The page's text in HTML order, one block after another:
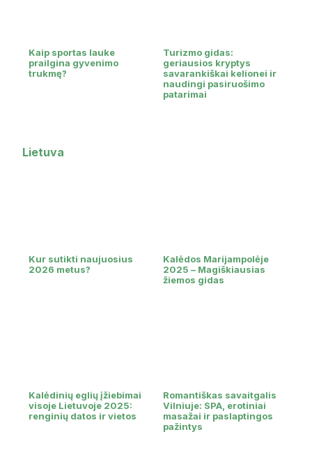
Kaip sportas lauke
prailgina gyvenimo
trukmę?
Turizmo gidas:
geriausios kryptys
savarankiškai kelionei ir
naudingi pasiruošimo
patarimai
Lietuva
Kur sutikti naujuosius
2026 metus?
Kalėdos Marijampolėje
2025 – Magiškiausias
žiemos gidas
Kalėdinių eglių įžiebimai
visoje Lietuvoje 2025:
renginių datos ir vietos
Romantiškas savaitgalis
Vilniuje: SPA, erotiniai
masažai ir paslaptingos
pažintys